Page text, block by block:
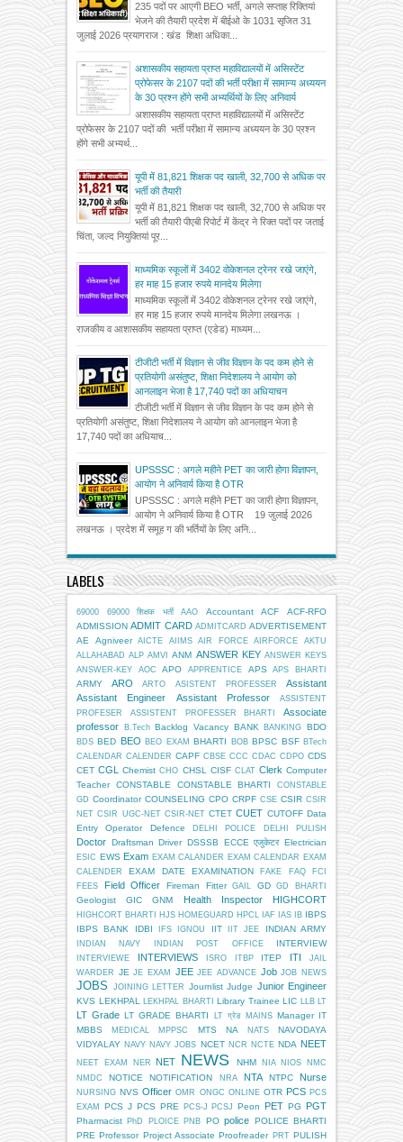
235 पदों पर आएगी BEO भर्ती, अगले सप्ताह रिक्तियां
भेजने की तैयारी प्रदेश में बीईओ के 1031 सृजित 31
जुलाई 2026 प्रयागराज : खंड शिक्षा अधिका...
अशासकीय सहायता प्राप्त महाविद्यालयों में असिस्टेंट
प्रोफेसर के 2107 पदों की भर्ती परीक्षा में सामान्य अध्ययन
के 30 प्रश्न होंगे सभी अभ्यर्थियों के लिए अनिवार्य
अशासकीय सहायता प्राप्त महाविद्यालयों में असिस्टेंट
प्रोफेसर के 2107 पदों की भर्ती परीक्षा में सामान्य अध्ययन के 30 प्रश्न
होंगे सभी अभ्यर्थ...
यूपी में 81,821 शिक्षक पद खाली, 32,700 से अधिक पर
भर्ती की तैयारी
यूपी में 81,821 शिक्षक पद खाली, 32,700 से अधिक पर
भर्ती की तैयारी पीएबी रिपोर्ट में केंद्र ने रिक्त पदों पर जताई
चिंता, जल्द नियुक्तियां पूर...
माध्यमिक स्कूलों में 3402 वोकेशनल ट्रेनर रखे जाएंगे,
हर माह 15 हजार रुपये मानदेय मिलेगा
माध्यमिक स्कूलों में 3402 वोकेशनल ट्रेनर रखे जाएंगे,
हर माह 15 हजार रुपये मानदेय मिलेगा लखनऊ ।
राजकीय व आशासकीय सहायता प्राप्त (एडेड) माध्यम...
टीजीटी भर्ती में विज्ञान से जीव विज्ञान के पद कम होने से
प्रतियोगी असंतुष्ट, शिक्षा निदेशालय ने आयोग को
आनलाइन भेजा है 17,740 पदों का अधियाचन
टीजीटी भर्ती में विज्ञान से जीव विज्ञान के पद कम होने से
प्रतियोगी असंतुष्ट, शिक्षा निदेशालय ने आयोग को आनलाइन भेजा है
17,740 पदों का अधियाच...
UPSSSC : अगले महीने PET का जारी होगा विज्ञापन,
आयोग ने अनिवार्य किया है OTR
UPSSSC : अगले महीने PET का जारी होगा विज्ञापन,
आयोग ने अनिवार्य किया है OTR 19 जुलाई 2026
लखनऊ । प्रदेश में समूह ग की भर्तियों के लिए अनि...
LABELS
69000 69000 शिक्षक भर्ती AAO Accountant ACF
ACF-RFO
ADMISSION ADMIT CARD ADMITCARD ADVERTISEMENT
AE
Agniveer AICTE AIIMS AIR FORCE AIRFORCE
AKTU
ALLAHABAD ALP AMVI ANM ANSWER KEY ANSWER KEYS
ANSWER-KEY
AOC APO APPRENTICE APS APS BHARTI
ARMY ARO ARTO ASISTENT PROFESSER
Assistant
Assistant Engineer
Assistant Professor
ASSISTENT
PROFESER
ASSISTENT PROFESSER BHARTI
Associate
professor
B.Tech Backlog Vacancy BANK BANKING BDO
BDS BED BEO BEO EXAM BHARTI BOB BPSC BSF BTech
CALENDAR CALENDER CAPF CBSE CCC CDAC CDPO CDS
CET CGL Chemist CHO CHSL CISF CLAT Clerk Computer
Teacher
CONSTABLE CONSTABLE BHARTI
CONSTABLE
GD Coordinator COUNSELING CPO CRPF CSE CSIR CSIR
NET CSIR UGC-NET CSIR-NET CTET CUET CUTOFF Data
Entry Operator
Defence DELHI POLICE DELHI PULISH
Doctor Draftsman Driver DSSSB ECCE एजुकेटर Electrician
ESIC EWS Exam EXAM CALANDER EXAM CALENDAR EXAM
CALENDER
EXAM DATE EXAMINATION FAKE FAQ
FCI
FEES
Field Officer Fireman Fitter GAIL GD GD BHARTI
Geologist GIC GNM Health Inspector HIGHCORT
HIGHCORT BHARTI HJS HOMEGUARD HPCL IAF IAS IB IBPS
IBPS BANK
IDBI IFS IGNOU IIT IIT JEE INDIAN ARMY
INDIAN NAVY INDIAN POST OFFICE INTERVIEW
INTERVIEWE INTERVIEWS ISRO ITBP ITEP ITI
JAIL
WARDER JE JE EXAM JEE JEE ADVANCE Job JOB NEWS
JOBS JOINING LETTER Journlist Judge Junior Engineer
KVS LEKHPAL LEKHPAL BHARTI Library Trainee LIC LLB LT
LT Grade LT GRADE BHARTI LT ग्रेड MAINS Manager IT
MBBS
MEDICAL MPPSC MTS NA NATS
NAVODAYA
VIDYALAY NAVY NAVY JOBS NCET NCR NCTE NDA NEET
NEET EXAM NER NET NEWS NHM NIA NIOS
NMC
NMDC
NOTICE NOTIFICATION NRA NTA NTPC Nurse
NURSING NVS Officer OMR ONGC ONLINE OTR PCS PCS
EXAM
PCS J PCS PRE PCS-J PCSJ Peon PET PG PGT
Pharmacist PhD PLOICE PNB PO police POLICE BHARTI
PRE Professor Project Associate Proofreader PRT PULISH